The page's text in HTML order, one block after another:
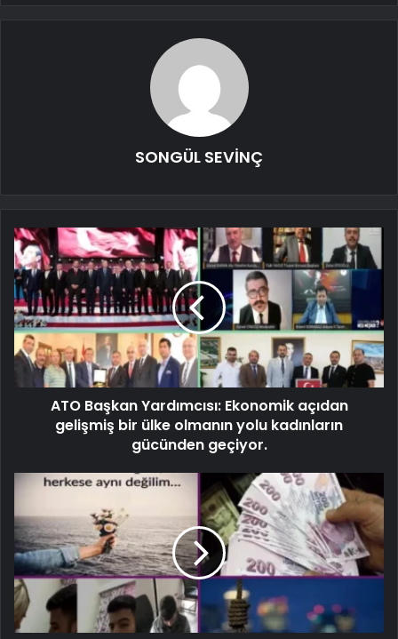
SONGÜL SEVİNÇ
ATO Başkan Yardımcısı: Ekonomik açıdan
gelişmiş bir ülke olmanın yolu kadınların
gücünden geçiyor.